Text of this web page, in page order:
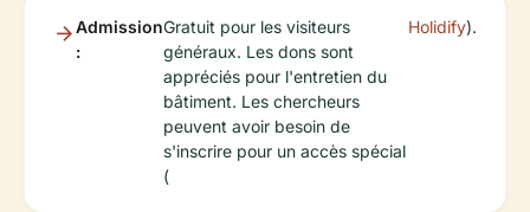
Admission
:
Gratuit pour les visiteurs
généraux. Les dons sont
appréciés pour l'entretien du
bâtiment. Les chercheurs
peuvent avoir besoin de
s'inscrire pour un accès spécial
(
Holidify).